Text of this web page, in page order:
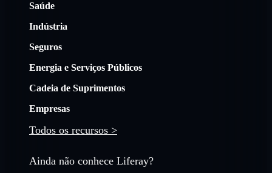
Saúde
Indústria
Seguros
Energia e Serviços Públicos
Cadeia de Suprimentos
Empresas
Todos os recursos >
Ainda não conhece Liferay?